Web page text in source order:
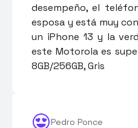
desempeño, el
esposa y está muy
un iPhone 13 y la
este Motorola es
8GB/256GB, Gris
Pedro Ponce